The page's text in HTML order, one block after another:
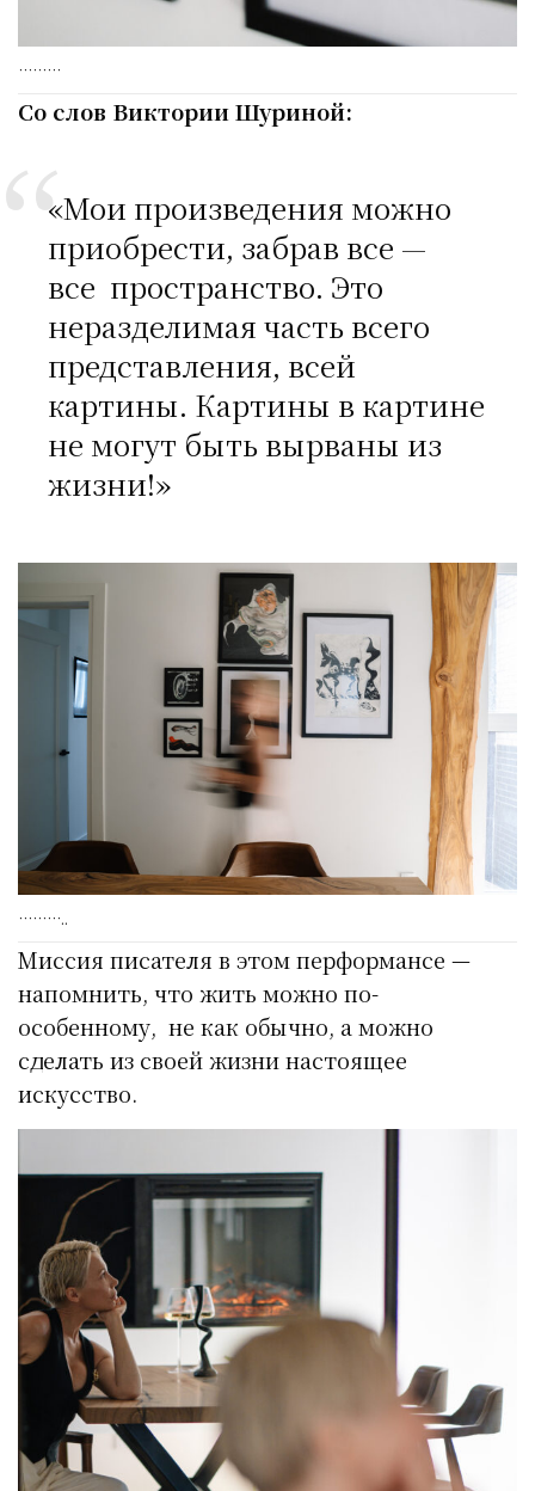
………
Со слов Виктории Шуриной:
«Мои произведения можно
приобрести, забрав все —
все пространство. Это
неразделимая часть всего
представления, всей
картины. Картины в картине
не могут быть вырваны из
жизни!»
………..
Миссия писателя в этом перформансе —
напомнить, что жить можно по-
особенному, не как обычно, а можно
сделать из своей жизни настоящее
искусство.